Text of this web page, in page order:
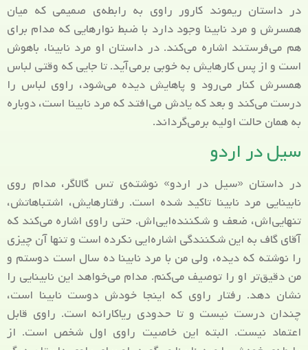
در داستان ریموند کارور راوی به رابطه‌ی صمیمی که میان
همسرش و مرد نابینا وجود دارد با ضبط نوارهایی که مدام برای
هم می‌فرستند اشاره می‌کند. در داستان او مرد نابینا، باهوش
است و از پس کارهایش به خوبی برمی‌آید. تا جایی که وقتی لباس
همسرش کنار می‌رود و پاهایش دیده می‌شود، راوی لباس را
درست می‌کند و بعد که یادش می‌افتد که مرد نابینا است، دوباره
به همان حالت اولیه برمی‌گرداند.
سیل در اردو
در داستان «سیل در اردو» نوشته‌ی تس گالاگر، مدام روی
نابینایی مرد نابینا تاکید شده است. رفتارهایش، اشتباهاتش،
تنهایی‌اش، ضعف و شکننده‌ایی‌اش. حتی راوی اشاره می‌کند که
آقای گاف به این شکنندگی اشاره‌ایی نکرده است و تنها آن چیزی
را نوشته که دیده، ولی من با مرد نابینا ده سال است دوستم و
من دقیق‌تر او را توصیف می‌کنم. مدام می‌خواهد این نابینایی را
نشان دهد. رفتار راوی که اینجا خودش دوست نابینا است،
چندان درست نیست و تا حدودی ریاکارانه است. راوی قابل
اعتماد نیست. البته این خاصیت راوی اول شخص است. از